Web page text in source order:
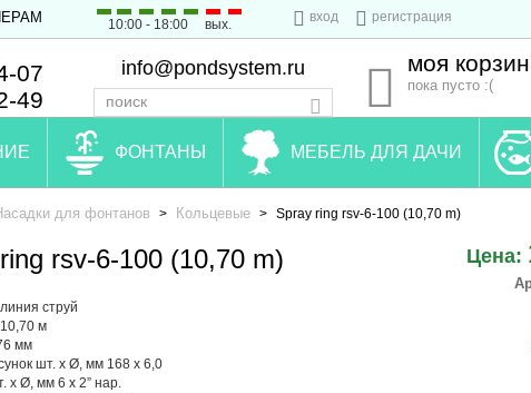
10:00 - 18:00 вых.
вход регистрация
07
49
info@pondsystem.ru моя
пока пусто :(
ФОНТАНЫ МЕБЕЛЬ ДЛЯ ДАЧИ
для фонтанов > Кольцевые > Spray ring rsv-6-100 (10,70 m)
rsv-6-100 (10,70 m)
струй
м
мм
шт. x Ø, мм 168 х 6,0
x Ø, мм 6 х 2” нар.
Цена: